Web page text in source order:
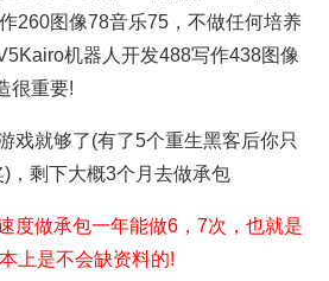
260图像78音乐75，不做任何培养
机器人开发488写作438图像
很重要!
戏就够了(有了5个重生黑客后你只
，剩下大概3个月去做承包
度做承包一年能做6，7次，也就是
上是不会缺资料的!